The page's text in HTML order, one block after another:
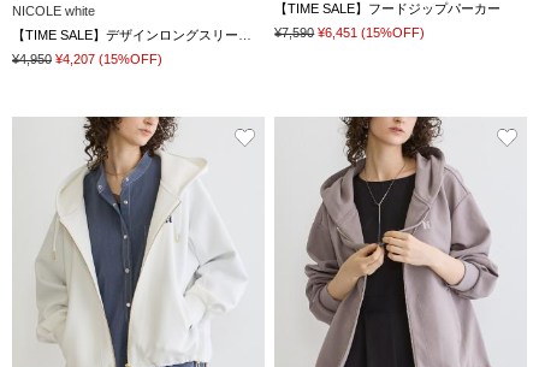
NICOLE white
¥4,950 ¥4,207 (15%OFF)
【TIME SALE】フードジップパーカー
¥7,590 ¥6,451 (15%OFF)